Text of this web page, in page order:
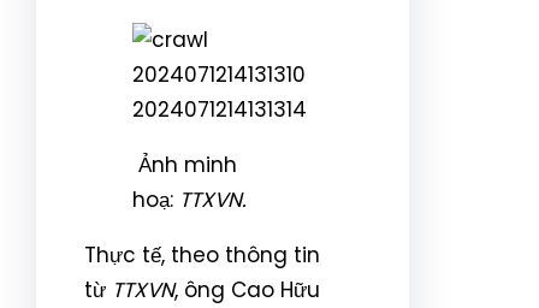
Ảnh minh
hoạ: TTXVN.
Thực tế, theo thông tin
từ TTXVN, ông Cao Hữu